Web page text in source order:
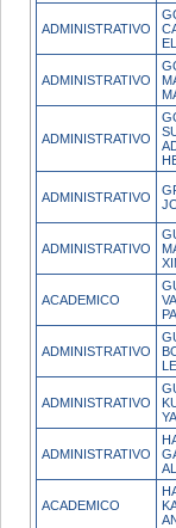
ADMINISTRATIVO
ADMINISTRATIVO
ADMINISTRATIVO
ADMINISTRATIVO
ADMINISTRATIVO
ACADEMICO
ADMINISTRATIVO
ADMINISTRATIVO
ADMINISTRATIVO
ACADEMICO